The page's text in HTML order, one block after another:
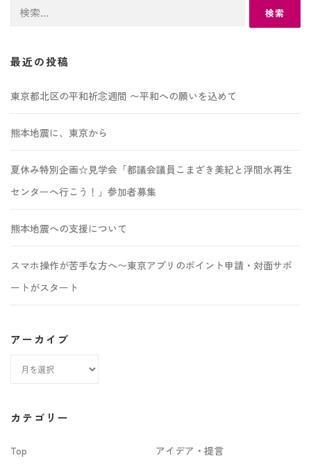
検
最近の投稿
東京都北区の平和祈念週間 〜平和への願いを込めて
熊本地震に、東京から
夏休み特別企画☆見学会「都議会議員こまざき美紀と浮間水再生
センターへ行こう！」参加者募集
熊本地震への支援について
スマホ操作が苦手な方へ〜東京アプリのポイント申請・対面サポ
ートがスタート
アーカイブ
カ
ブ
カテゴリー
Top
アイデア・提言